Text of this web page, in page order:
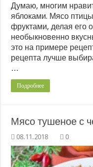
Думаю, многим
яблоками. Мясо
фруктами, делая его
необыкновенно
это на примере
рецепта лучше
…
Подробнее
Мясо тушеное с
0